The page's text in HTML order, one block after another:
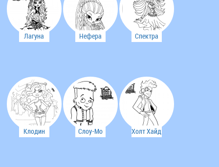
Лагуна
Нефера
Спектра
Клодин
Слоу-Мо Холт Хайд